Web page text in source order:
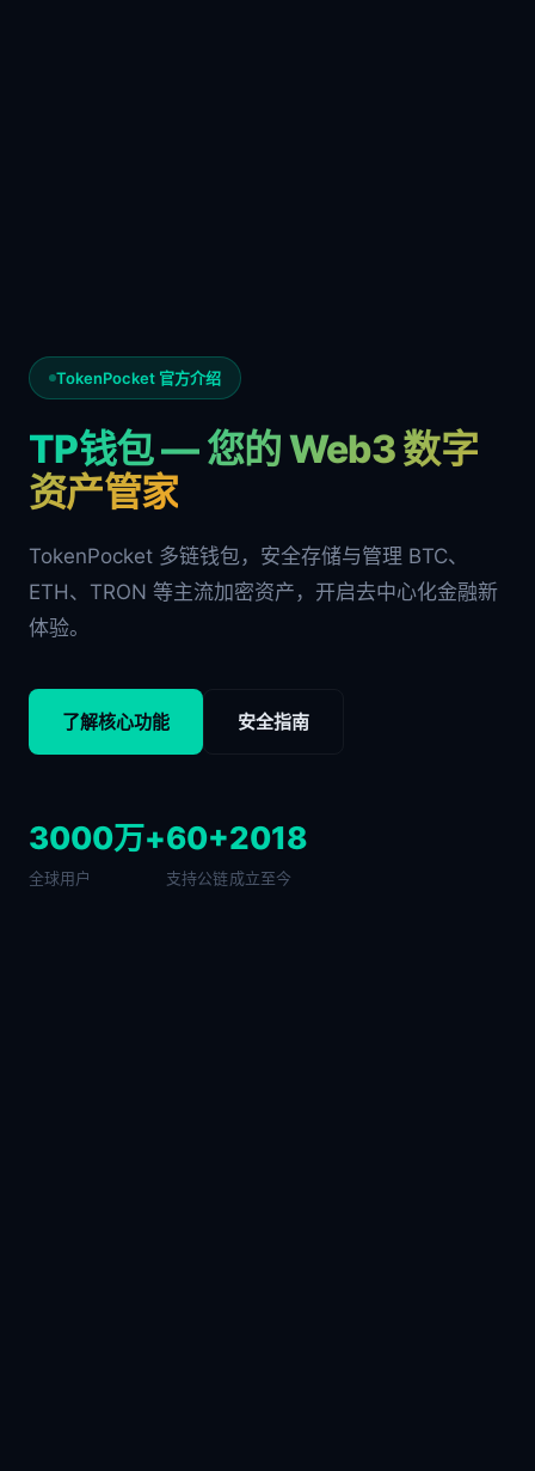
TokenPocket 官方介绍
TP钱包 — 您的 Web3 数字
资产管家
TokenPocket 多链钱包，安全存储与管理 BTC、
ETH、TRON 等主流加密资产，开启去中心化金融新
体验。
了解核心功能 安全指南
3000万+
全球用户
60+
支持公链
2018
成立至今